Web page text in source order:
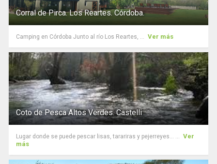
Corral de Pirca. Los Reartes. Córdoba.
Camping en Córdoba Junto al río Los Reartes, ... Ver más
Coto de Pesca Altos Verdes. Castelli
Lugar donde se puede pescar lisas, tarariras y pejerreyes... ... Ver
más